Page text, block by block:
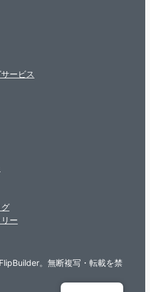
ービス
ー
。無断複写・転載を禁